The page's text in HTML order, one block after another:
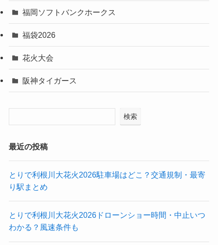
福岡ソフトバンクホークス
福袋2026
花火大会
阪神タイガース
検索
最近の投稿
とりで利根川大花火2026駐車場はどこ？交通規制・最寄
り駅まとめ
とりで利根川大花火2026ドローンショー時間・中止いつ
わかる？風速条件も